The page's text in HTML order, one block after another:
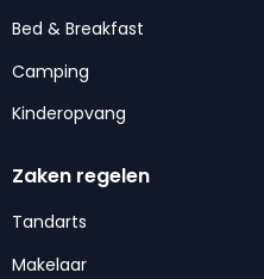
Bed & Breakfast
Camping
Kinderopvang
Zaken regelen
Tandarts
Makelaar